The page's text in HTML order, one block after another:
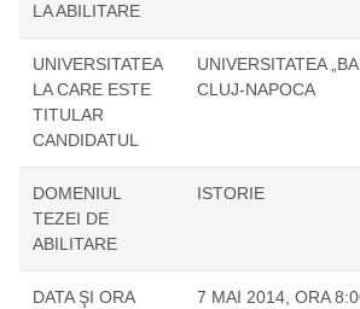
LA ABILITARE
UNIVERSITATEA
LA CARE ESTE
TITULAR
CANDIDATUL
UNIVERSITATEA
CLUJ-NAPOCA
DOMENIUL
TEZEI DE
ABILITARE
ISTORIE
DATA ŞI ORA
7 MAI 2014, ORA